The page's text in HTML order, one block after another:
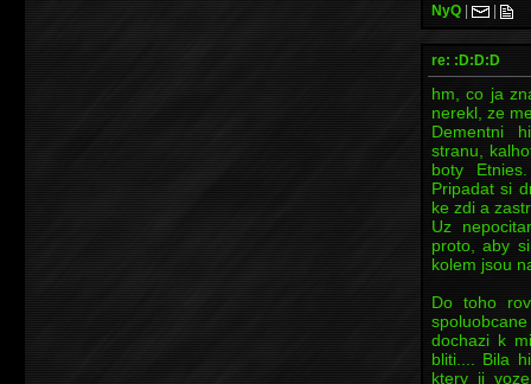
NyQ | |
re: :D:D:D
hm, co ja
nerekl, ze
Dementni
stranu,
boty
Pripadat si
ke zdi a
Uz
proto, aby
kolem jsou
Do toho
dochazi k
bliti.... Bila
ktery ji